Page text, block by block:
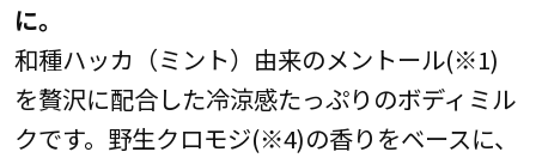
に。
和種ハッカ（ミント）由来のメントール(※1)
を贅沢に配合した冷涼感たっぷりのボディミル
クです。野生クロモジ(※4)の香りをベースに、